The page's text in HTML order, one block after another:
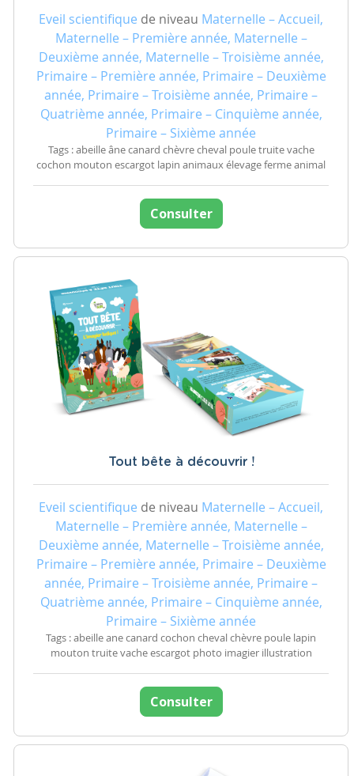
Eveil scientifique de niveau Maternelle – Accueil,
Maternelle – Première année, Maternelle –
Deuxième année, Maternelle – Troisième année,
Primaire – Première année, Primaire – Deuxième
année, Primaire – Troisième année, Primaire –
Quatrième année, Primaire – Cinquième année,
Primaire – Sixième année
Tags : abeille âne canard chèvre cheval poule truite vache
cochon mouton escargot lapin animaux élevage ferme animal
Consulter
Tout bête à découvrir !
Eveil scientifique de niveau Maternelle – Accueil,
Maternelle – Première année, Maternelle –
Deuxième année, Maternelle – Troisième année,
Primaire – Première année, Primaire – Deuxième
année, Primaire – Troisième année, Primaire –
Quatrième année, Primaire – Cinquième année,
Primaire – Sixième année
Tags : abeille ane canard cochon cheval chèvre poule lapin
mouton truite vache escargot photo imagier illustration
Consulter